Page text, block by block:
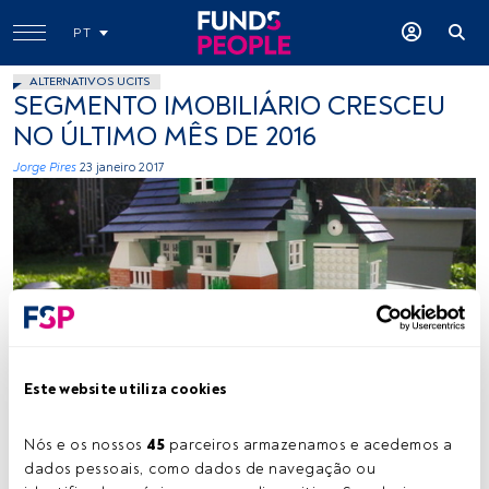
Este website utiliza cookies
Nós e os nossos 45 parceiros armazenamos e acedemos a
dados pessoais, como dados de navegação ou
PT
ALTERNATIVOS UCITS
SEGMENTO IMOBILIÁRIO CRESCEU
NO ÚLTIMO MÊS DE 2016
Jorge Pires 23 janeiro 2017
Tempo de leitura: 2 min.